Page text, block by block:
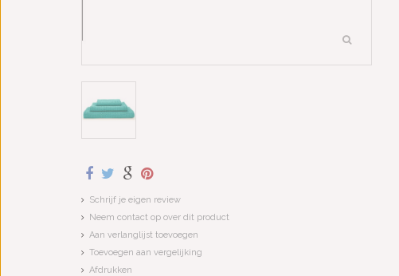
Schrijf je eigen review
Neem contact op over dit product
Aan verlanglijst toevoegen
Toevoegen aan vergelijking
Afdrukken